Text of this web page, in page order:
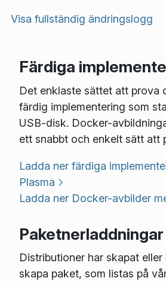
Visa fullständig ändringslogg
Färdiga
Det enklaste sättet att prova
färdig implementering som
USB-disk. Docker-
ett snabbt och enkelt sätt att
Ladda ner färdiga
Plasma
Ladda ner Docker-avbilder
Paketnerladdningar
Distributioner har skapat eller
skapa paket, som listas på